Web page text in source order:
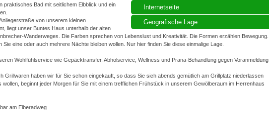
Internetseite
Geografische Lage
praktisches Bad mit seitlichem Elbblick und ein
von unserem kleinen
liegt unser Buntes Haus unterhalb der alten
Wanderweges. Die Farben sprechen von Lebenslust und Kreativität. Die Formen erzählen Bewegung.
Sie eine oder auch mehrere Nächte bleiben wollen. Nur hier finden Sie diese einmalige Lage.
Wohlfühlservice wie Gepäcktransfer, Abholservice, Wellness und Prana-Behandlung gegen Voranmeldung
Grillwaren haben wir für Sie schon eingekauft, so dass Sie sich abends gemütlich am Grillplatz niederlassen
wollen, beginnt jeder Morgen für Sie mit einem trefflichen Frühstück in unserem Gewölberaum im Herrenhaus
am Elberadweg.